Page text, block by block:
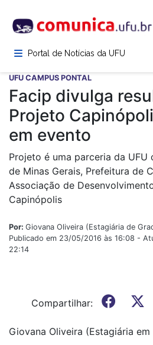
para
conteúdoPortal de Notícias da UFU
UFU CAMPUS PONTAL
Facip divulga
Projeto
em evento
Projeto é uma parceria da
de Minas Gerais, Prefeitura de
Associação de
Capinópolis
Por: Giovana Oliveira (Estagiária de
Publicado em 23/05/2016 às 16:08 -
22:14
Compartilhar:
Giovana Oliveira (Estagiária